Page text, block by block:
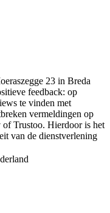
23 in Breda
feedback: op
te vinden met
vermeldingen op
Trustoo. Hierdoor is het
van de dienstverlening